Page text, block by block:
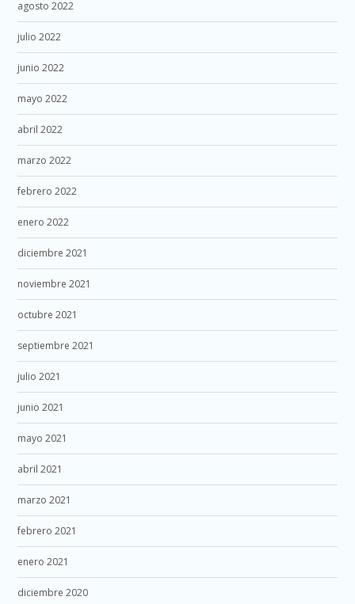
agosto 2022
julio 2022
junio 2022
mayo 2022
abril 2022
marzo 2022
febrero 2022
enero 2022
diciembre 2021
noviembre 2021
octubre 2021
septiembre 2021
julio 2021
junio 2021
mayo 2021
abril 2021
marzo 2021
febrero 2021
enero 2021
diciembre 2020